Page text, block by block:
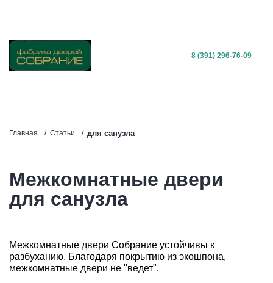
8 (391) 296-76-09
Главная Статьи для санузла
Межкомнатные двери
для санузла
Межкомнатные двери Собрание устойчивы к
разбуханию. Благодаря покрытию из экошпона,
межкомнатные двери не "ведет".